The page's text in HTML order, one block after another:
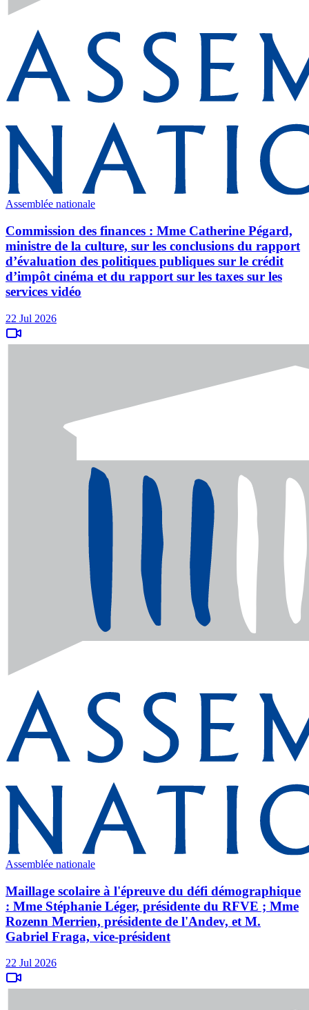
Assemblée nationale
Commission des finances : Mme Catherine Pégard,
ministre de la culture, sur les conclusions du rapport
d’évaluation des politiques publiques sur le crédit
d’impôt cinéma et du rapport sur les taxes sur les
services vidéo
22 Jul 2026
Assemblée nationale
Maillage scolaire à l'épreuve du défi démographique
: Mme Stéphanie Léger, présidente du RFVE ; Mme
Rozenn Merrien, présidente de l'Andev, et M.
Gabriel Fraga, vice-président
22 Jul 2026